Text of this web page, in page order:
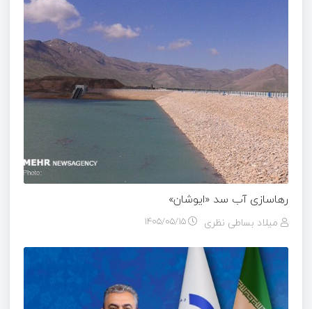
رهاسازی آب سد «ایوشان»
میلاد بساطی نظری ۱۴۰۵/۰۵/۱۵